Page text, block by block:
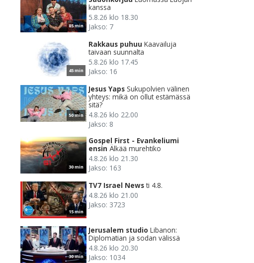
85 min
kanssa
5.8.26 klo 18.30
Jakso: 7
45 min
Rakkaus puhuu Kaavailuja
taivaan suunnalta
5.8.26 klo 17.45
Jakso: 16
50 min
Jesus Yaps Sukupolvien välinen
yhteys: mikä on ollut estämässä
sitä?
4.8.26 klo 22.00
Jakso: 8
30 min
Gospel First - Evankeliumi
ensin Älkää murehtiko
4.8.26 klo 21.30
Jakso: 163
15 min
TV7 Israel News ti 4.8.
4.8.26 klo 21.00
Jakso: 3723
30 min
Jerusalem studio Libanon:
Diplomatian ja sodan välissä
4.8.26 klo 20.30
Jakso: 1034